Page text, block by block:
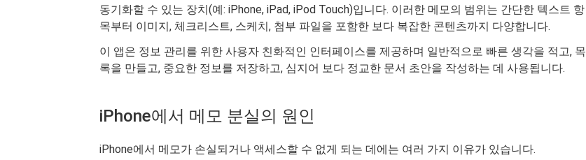
동기화할 수 있는 장치(예: iPhone, iPad, iPod Touch)입니다. 이러한 메모의 범위는 간단한 텍스트 항
목부터 이미지, 체크리스트, 스케치, 첨부 파일을 포함한 보다 복잡한 콘텐츠까지 다양합니다.
이 앱은 정보 관리를 위한 사용자 친화적인 인터페이스를 제공하며 일반적으로 빠른 생각을 적고, 목
록을 만들고, 중요한 정보를 저장하고, 심지어 보다 정교한 문서 초안을 작성하는 데 사용됩니다.
iPhone에서 메모 분실의 원인
iPhone에서 메모가 손실되거나 액세스할 수 없게 되는 데에는 여러 가지 이유가 있습니다.